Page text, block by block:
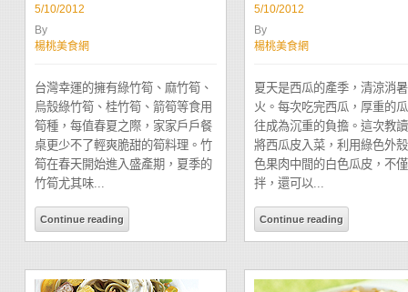
5/10/2012
By
楊桃美食網
台灣幸運的擁有綠竹筍、麻竹筍、
烏殼綠竹筍、桂竹筍、箭筍等食用
筍種，每值春夏之際，家家戶戶餐
桌更少不了輕爽脆甜的筍料理。竹
筍在春天開始進入盛產期，夏季的
竹筍尤其味...
Continue reading
5/10/2012
By
楊桃美食網
夏天是西瓜的產季，清涼消
火。每次吃完西瓜，厚重的
往成為沉重的負擔。這次教
將西瓜皮入菜，利用綠色外
色果肉中間的白色瓜皮，不
拌，還可以...
Continue reading